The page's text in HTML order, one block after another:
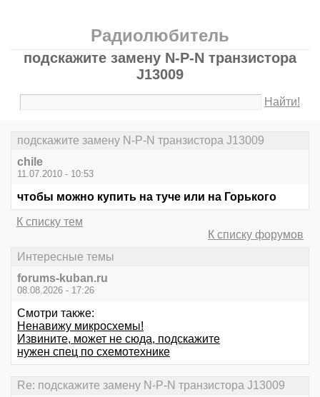
Радиолюбитель
подскажите замену N-P-N транзистора
J13009
Найти!
подскажите замену N-P-N транзистора J13009
chile
11.07.2010 - 10:53
чтобы можно купить на туче или на Горького
К списку тем
К списку форумов
Интересные темы
forums-kuban.ru
08.08.2026 - 17:26
Смотри также:
Ненавижу микросхемы!
Извините, может не сюда, подскажите
нужен спец по схемотехнике
Re: подскажите замену N-P-N транзистора J13009